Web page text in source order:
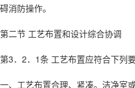
碍消防操作。
第二节 工艺布置和设计综合协调
第3．2．1条 工艺布置应符合下列
一、工艺布置合理、紧凑。洁净室